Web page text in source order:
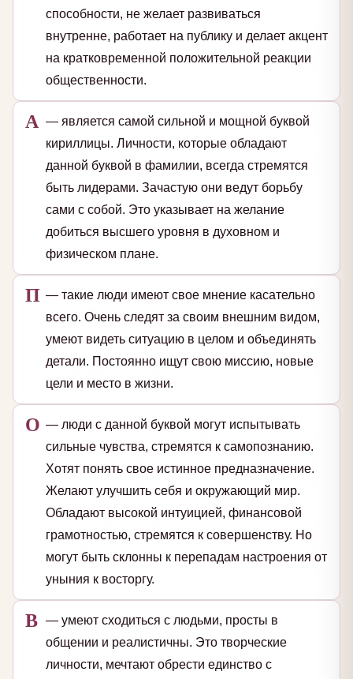
способности, не желает развиваться
внутренне, работает на публику и делает акцент
на кратковременной положительной реакции
общественности.
А — является самой сильной и мощной буквой
кириллицы. Личности, которые обладают
данной буквой в фамилии, всегда стремятся
быть лидерами. Зачастую они ведут борьбу
сами с собой. Это указывает на желание
добиться высшего уровня в духовном и
физическом плане.
П — такие люди имеют свое мнение касательно
всего. Очень следят за своим внешним видом,
умеют видеть ситуацию в целом и объединять
детали. Постоянно ищут свою миссию, новые
цели и место в жизни.
О — люди с данной буквой могут испытывать
сильные чувства, стремятся к самопознанию.
Хотят понять свое истинное предназначение.
Желают улучшить себя и окружающий мир.
Обладают высокой интуицией, финансовой
грамотностью, стремятся к совершенству. Но
могут быть склонны к перепадам настроения от
уныния к восторгу.
В — умеют сходиться с людьми, просты в
общении и реалистичны. Это творческие
личности, мечтают обрести единство с